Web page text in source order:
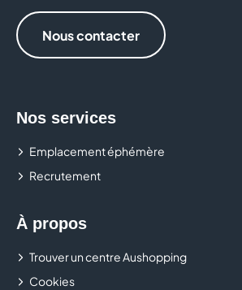
MANÈGE
MS MODE
Nous contacter
Nos services
Emplacement éphémère
Recrutement
À propos
Trouver un centre Aushopping
Cookies